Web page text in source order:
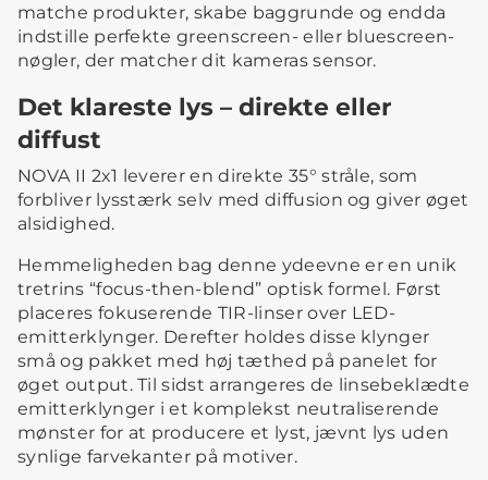
matche produkter, skabe baggrunde og endda
indstille perfekte greenscreen- eller bluescreen-
nøgler, der matcher dit kameras sensor.
Det klareste lys – direkte eller
diffust
NOVA II 2x1 leverer en direkte 35° stråle, som
forbliver lysstærk selv med diffusion og giver øget
alsidighed.
Hemmeligheden bag denne ydeevne er en unik
tretrins “focus-then-blend” optisk formel. Først
placeres fokuserende TIR-linser over LED-
emitterklynger. Derefter holdes disse klynger
små og pakket med høj tæthed på panelet for
øget output. Til sidst arrangeres de linsebeklædte
emitterklynger i et komplekst neutraliserende
mønster for at producere et lyst, jævnt lys uden
synlige farvekanter på motiver.